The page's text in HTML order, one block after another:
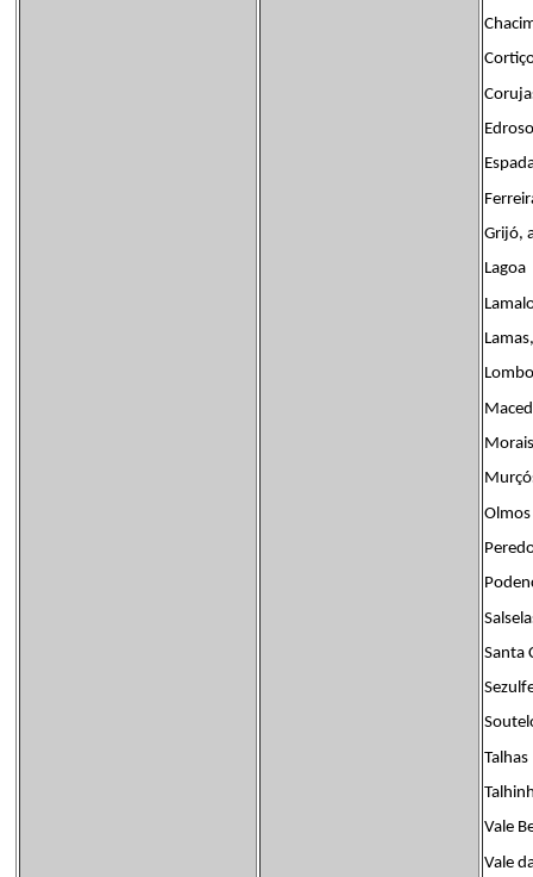
Edroso
Grijó,
Lagoa
Lombo
Morais
Olmos
Santa
Talhas
Vale
Vale